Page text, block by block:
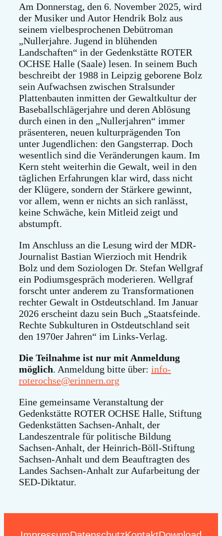
Am Donnerstag, den 6. November 2025, wird
der Musiker und Autor Hendrik Bolz aus
seinem vielbesprochenen Debütroman
„Nullerjahre. Jugend in blühenden
Landschaften“ in der Gedenkstätte ROTER
OCHSE Halle (Saale) lesen. In seinem Buch
beschreibt der 1988 in Leipzig geborene Bolz
sein Aufwachsen zwischen Stralsunder
Plattenbauten inmitten der Gewaltkultur der
Baseballschlägerjahre und deren Ablösung
durch einen in den „Nullerjahren“ immer
präsenteren, neuen kulturprägenden Ton
unter Jugendlichen: den Gangsterrap. Doch
wesentlich sind die Veränderungen kaum. Im
Kern steht weiterhin die Gewalt, weil in den
täglichen Erfahrungen klar wird, dass nicht
der Klügere, sondern der Stärkere gewinnt,
vor allem, wenn er nichts an sich ranlässt,
keine Schwäche, kein Mitleid zeigt und
abstumpft.
Im Anschluss an die Lesung wird der MDR-
Journalist Bastian Wierzioch mit Hendrik
Bolz und dem Soziologen Dr. Stefan Wellgraf
ein Podiumsgespräch moderieren. Wellgraf
forscht unter anderem zu Transformationen
rechter Gewalt in Ostdeutschland. Im Januar
2026 erscheint dazu sein Buch „Staatsfeinde.
Rechte Subkulturen in Ostdeutschland seit
den 1970er Jahren“ im Links-Verlag.
Die Teilnahme ist nur mit Anmeldung
möglich. Anmeldung bitte über: info-
roterochse@erinnern.org
Eine gemeinsame Veranstaltung der
Gedenkstätte ROTER OCHSE Halle, Stiftung
Gedenkstätten Sachsen-Anhalt, der
Landeszentrale für politische Bildung
Sachsen-Anhalt, der Heinrich-Böll-Stiftung
Sachsen-Anhalt und dem Beauftragten des
Landes Sachsen-Anhalt zur Aufarbeitung der
SED-Diktatur.